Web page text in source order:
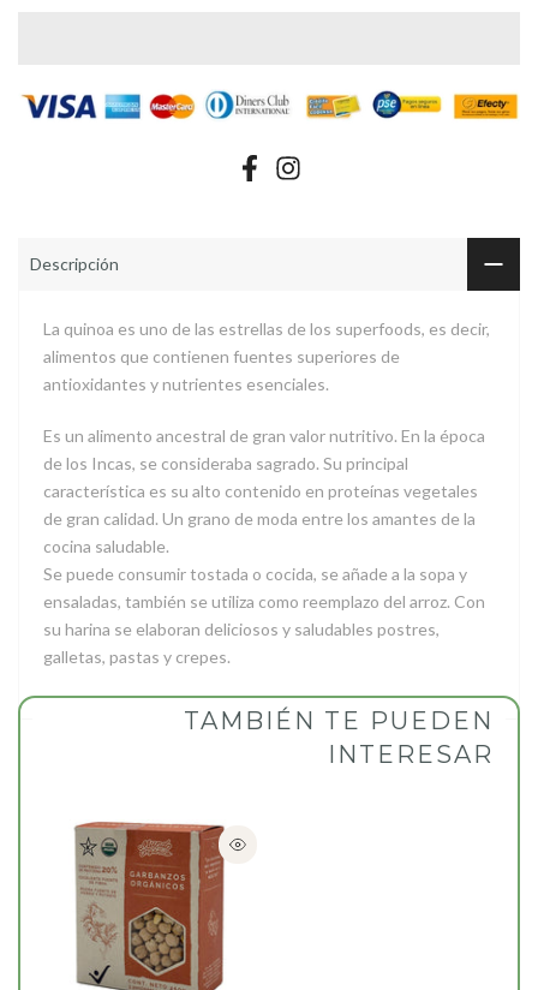
Descripción
La quinoa es uno de las estrellas de los superfoods, es decir,
alimentos que contienen fuentes superiores de
antioxidantes y nutrientes esenciales.
Es un alimento ancestral de gran valor nutritivo. En la época
de los Incas, se consideraba sagrado. Su principal
característica es su alto contenido en proteínas vegetales
de gran calidad. Un grano de moda entre los amantes de la
cocina saludable.
Se puede consumir tostada o cocida, se añade a la sopa y
ensaladas, también se utiliza como reemplazo del arroz. Con
su harina se elaboran deliciosos y saludables postres,
galletas, pastas y crepes.
TAMBIÉN TE PUEDEN
INTERESAR